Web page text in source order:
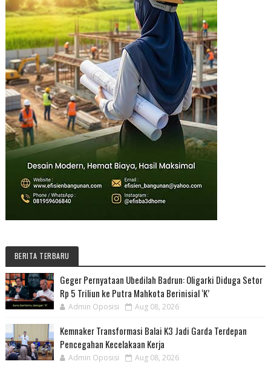
BERITA TERBARU
Geger Pernyataan Ubedilah Badrun: Oligarki Diduga Setor
Rp 5 Triliun ke Putra Mahkota Berinisial ‘K’
Admin Oposisi Aug 08, 2026
Kemnaker Transformasi Balai K3 Jadi Garda Terdepan
Pencegahan Kecelakaan Kerja
Admin Oposisi Aug 08, 2026